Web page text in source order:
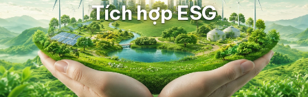
Tích hợp ESG